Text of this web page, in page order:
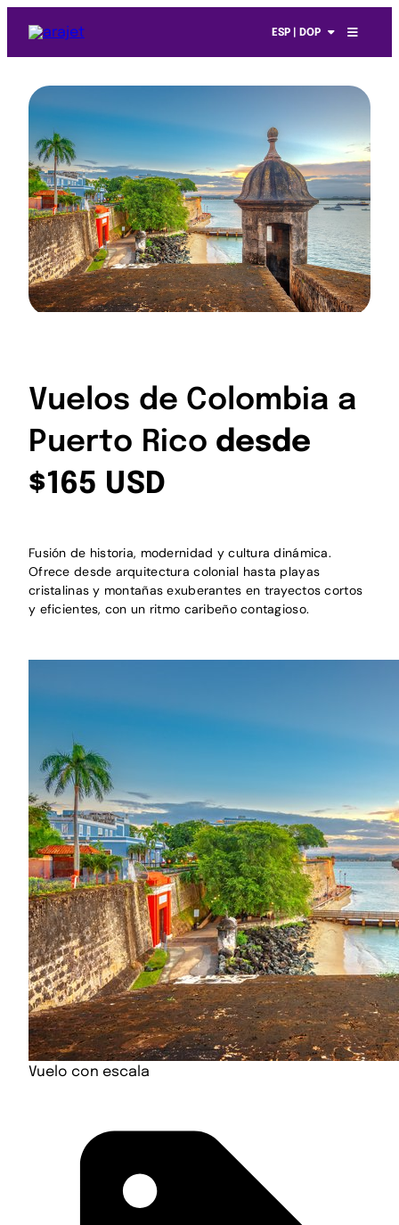
ESP | DOP
Vuelos de Colombia a
Puerto Rico desde
$165 USD
Fusión de historia, modernidad y cultura dinámica.
Ofrece desde arquitectura colonial hasta playas
cristalinas y montañas exuberantes en trayectos cortos
y eficientes, con un ritmo caribeño contagioso.
Vuelo con escala